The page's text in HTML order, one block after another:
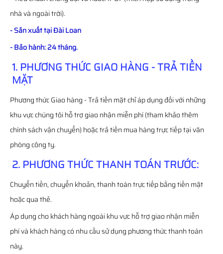
nhà và ngoài trời).
- Sản xuất tại Đài Loan
- Bảo hành: 24 tháng.
1. PHƯƠNG THỨC GIAO HÀNG - TRẢ TIỀN
MẶT
Phương thức Giao hàng - Trả tiền mặt chỉ áp dụng đối với những
khu vực chúng tôi hỗ trợ giao nhận miễn phí (tham khảo thêm
chính sách vận chuyển) hoặc trả tiền mua hàng trực tiếp tại văn
phòng công ty.
2. PHƯƠNG THỨC THANH TOÁN TRƯỚC:
Chuyển tiền, chuyển khoản, thanh toán trực tiếp bằng tiền mặt
hoặc qua thẻ.
Áp dụng cho khách hàng ngoài khu vực hỗ trợ giao nhận miễn
phí và khách hàng có nhu cầu sử dụng phương thức thanh toán
này.